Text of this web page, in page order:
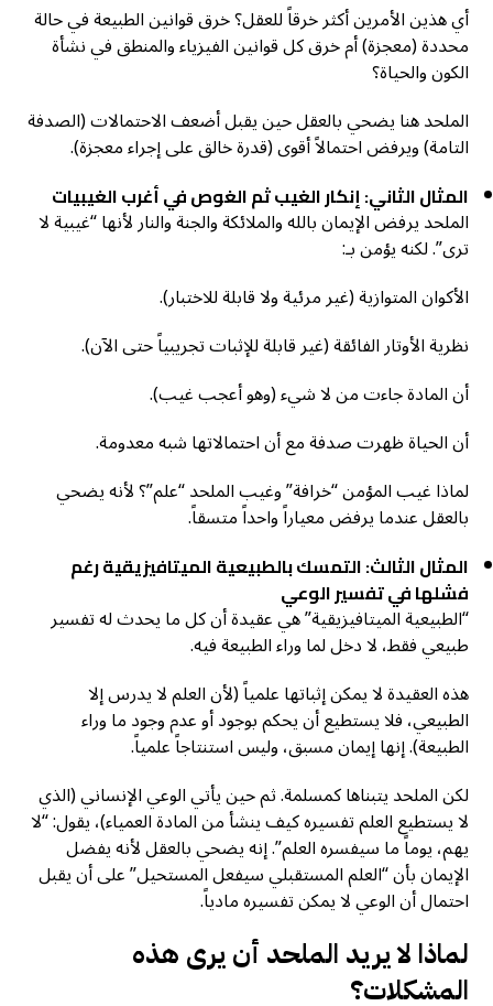
أي هذين الأمرين أكثر خرقاً للعقل؟ خرق قوانين الطبيعة في حالة
محددة (معجزة) أم خرق كل قوانين الفيزياء والمنطق في نشأة
الكون والحياة؟
الملحد هنا يضحي بالعقل حين يقبل أضعف الاحتمالات (الصدفة
التامة) ويرفض احتمالاً أقوى (قدرة خالق على إجراء معجزة).
المثال الثاني: إنكار الغيب ثم الغوص في أغرب الغيبيات
الملحد يرفض الإيمان بالله والملائكة والجنة والنار لأنها “غيبية لا
ترى”. لكنه يؤمن بـ:
الأكوان المتوازية (غير مرئية ولا قابلة للاختبار).
نظرية الأوتار الفائقة (غير قابلة للإثبات تجريبياً حتى الآن).
أن المادة جاءت من لا شيء (وهو أعجب غيب).
أن الحياة ظهرت صدفة مع أن احتمالاتها شبه معدومة.
لماذا غيب المؤمن “خرافة” وغيب الملحد “علم”؟ لأنه يضحي
بالعقل عندما يرفض معياراً واحداً متسقاً.
المثال الثالث: التمسك بالطبيعية الميتافيزيقية رغم
فشلها في تفسير الوعي
“الطبيعية الميتافيزيقية” هي عقيدة أن كل ما يحدث له تفسير
طبيعي فقط، لا دخل لما وراء الطبيعة فيه.
هذه العقيدة لا يمكن إثباتها علمياً (لأن العلم لا يدرس إلا
الطبيعي، فلا يستطيع أن يحكم بوجود أو عدم وجود ما وراء
الطبيعة). إنها إيمان مسبق، وليس استنتاجاً علمياً.
لكن الملحد يتبناها كمسلمة. ثم حين يأتي الوعي الإنساني (الذي
لا يستطيع العلم تفسيره كيف ينشأ من المادة العمياء)، يقول: “لا
يهم، يوماً ما سيفسره العلم”. إنه يضحي بالعقل لأنه يفضل
الإيمان بأن “العلم المستقبلي سيفعل المستحيل” على أن يقبل
احتمال أن الوعي لا يمكن تفسيره مادياً.
لماذا لا يريد الملحد أن يرى هذه
المشكلات؟